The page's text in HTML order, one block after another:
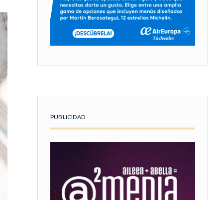
PUBLICIDAD